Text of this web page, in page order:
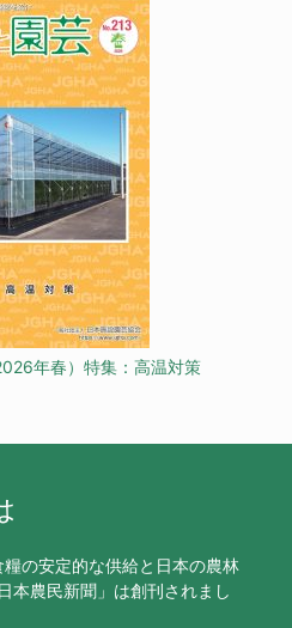
年春）特集：高温対策
の安定的な供給と日本の農林
本農民新聞」は創刊されまし